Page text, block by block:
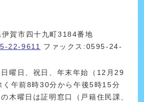
賀市四十九町3184番地
22-9611
ファックス:0595-24-
曜日、祝日、年末年始（12月29
く午前8時30分から午後5時15分
木曜日は証明窓口（戸籍住民課、